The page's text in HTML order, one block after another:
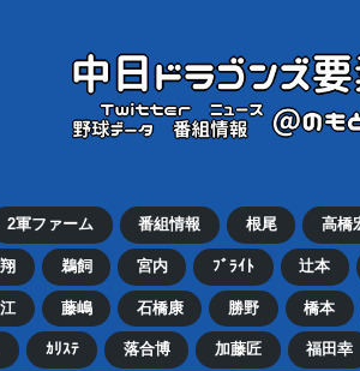
2軍ファーム 番組情報 根尾 高橋
鵜飼 宮内 ﾌﾞﾗｲﾄ 辻本
藤嶋 石橋康 勝野 橋本
ｶﾘｽﾃ 落合博 加藤匠 福田幸